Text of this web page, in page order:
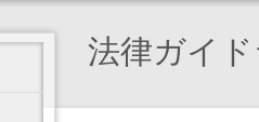
法律ガイ